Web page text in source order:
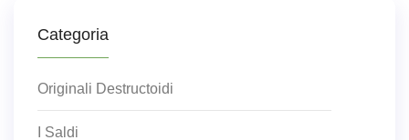
Categoria
Originali Destructoidi
I Saldi